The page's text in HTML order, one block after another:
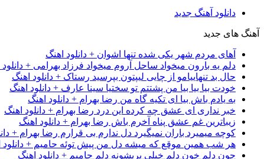
دانلود آهنگ جدید
آهنگ های جدید
آهای مردم شهر یکی شده تنها اشوان + دانلود اهنگ
دلم یه بارون میخواد ساحل آروم میخواد فرزاد بهرامی + دانلود
حال بد تنهاییامو از چایی لیپتون بپرسید رستاک + دانلود اهنگ
خودت بیا بیا بیا من پشتتم تو سختیا سینا عارف + دانلود اهنگ
به یادم باش بیا ای تکیه گاه من رضا بهرام + دانلود اهنگ
خبر نداری ای عشق چه کرده این درد رضا بهرام + دانلود اهنگ
زیباترین غم عشق پناه آخرم باش رضا بهرام + دانلود اهنگ
کوچه میمیرد باران نمیگیرد دل ندارم بی قرارم رضا بهرام +
هر شب همین موقع که میشه دل من پیش توئه حامیم + دانلود
جون دلم خون دلم خیلی پریشونه دلم حامیم + دانلود اهنگ